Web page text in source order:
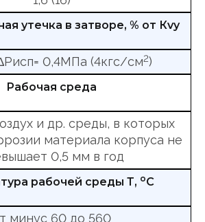
утечка в затворе, % от Кvy
0,4МПа (4кгс/см2)
Рабочая среда
и др. среды, в которых
материала корпуса не
0,5 мм в год
рабочей среды Т, оС
минус 60 до 560